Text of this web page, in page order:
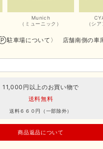
Munich
（ミューニック）
（シ
車場について〉 店舗南側の車
11,000円以上のお買い物で
送料無料
送料６６０円（一部除外）
商品返品について